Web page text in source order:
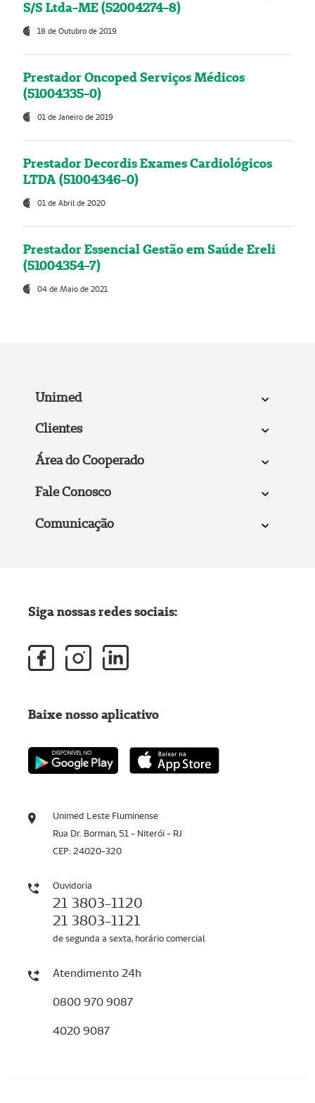
S/S Ltda-ME (52004274-8)
18 de Outubro de 2019
Prestador Oncoped Serviços Médicos
(51004335-0)
01 de Janeiro de 2019
Prestador Decordis Exames Cardiológicos
LTDA (51004346-0)
01 de Abril de 2020
Prestador Essencial Gestão em Saúde Ereli
(51004354-7)
04 de Maio de 2021
Unimed
Clientes
Área do Cooperado
Fale Conosco
Comunicação
Unimed Leste Fluminense
Rua Dr. Borman, 51 - Niterói - RJ
CEP: 24020-320
Ouvidoria
21 3803-1120
21 3803-1121
de segunda a sexta, horário comercial
Atendimento 24h
0800 970 9087
4020 9087
Siga nossas redes sociais:
Baixe nosso aplicativo